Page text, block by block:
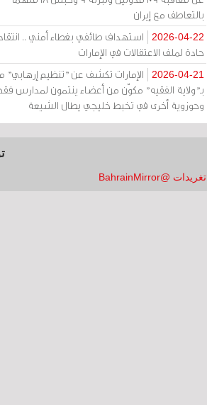
بالتعاطف مع إيران
2026-04-22
استهداف طائفي بغطاء أمني ..
حادة لملف الاعتقالات في الإمارات
2026-04-21
الإمارات تكشف عن "تنظيم إرهابي"
بـ"ولاية الفقيه" مكوّن من أعضاء ينتمون لمدارس
وحوزوية أخرى في تخبط خليجي يطال الشيعة
تغريدات @BahrainMirror